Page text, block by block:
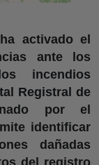
activado el
ante los
incendios
Registral de
por el
identificar
dañadas
del registro